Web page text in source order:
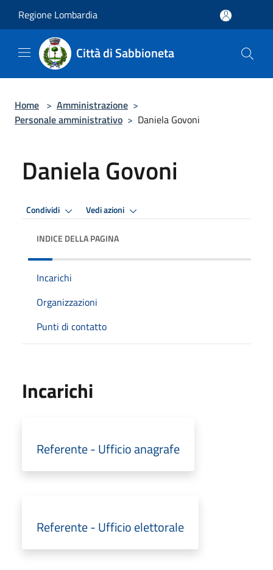
Regione Lombardia
Città di Sabbioneta
Home > Amministrazione >
Personale amministrativo > Daniela Govoni
Daniela Govoni
Condividi Vedi azioni
INDICE DELLA PAGINA
Incarichi
Organizzazioni
Punti di contatto
Incarichi
Referente - Ufficio anagrafe
Referente - Ufficio elettorale